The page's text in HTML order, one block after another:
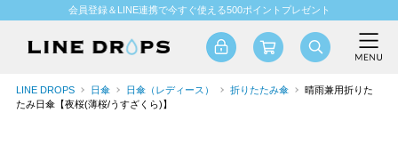
会員登録＆LINE連携で今すぐ使える500ポイントプレゼント
LINE DROPS 日傘 日傘（レディース） 折りたたみ傘
晴雨兼用折りた
たみ日傘【夜桜(薄桜/うすざくら)】